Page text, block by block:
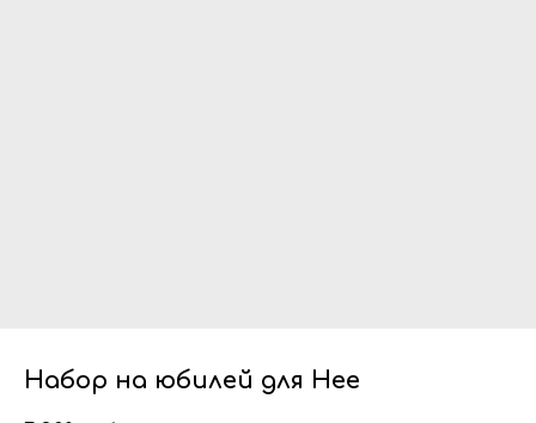
Набор на юбилей для Нее